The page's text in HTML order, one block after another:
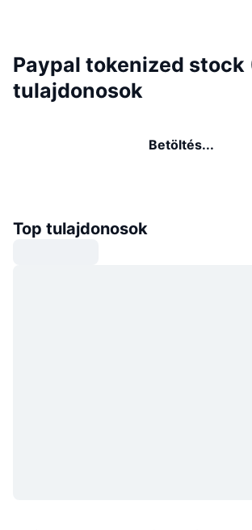
Paypal tokenized stock
tulajdonosok
Betöltés...
Top tulajdonosok